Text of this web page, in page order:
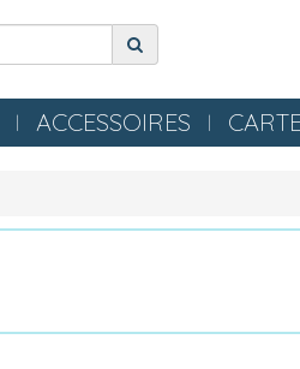
ACCESSOIRES
TEXTILES